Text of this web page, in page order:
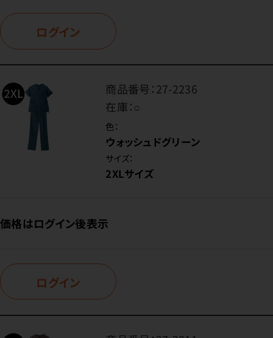
ログイン
商品番号：27-2236
在庫：○
色：
ウォッシュドグリーン
サイズ：
2XLサイズ
価格はログイン後表示
ログイン